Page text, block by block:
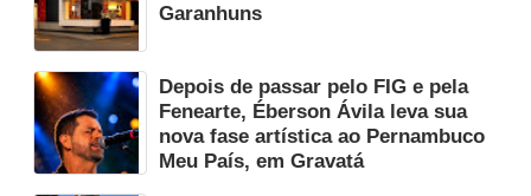
Garanhuns
Depois de passar pelo FIG e pela
Fenearte, Éberson Ávila leva sua
nova fase artística ao Pernambuco
Meu País, em Gravatá